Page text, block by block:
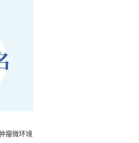
瘤微环境